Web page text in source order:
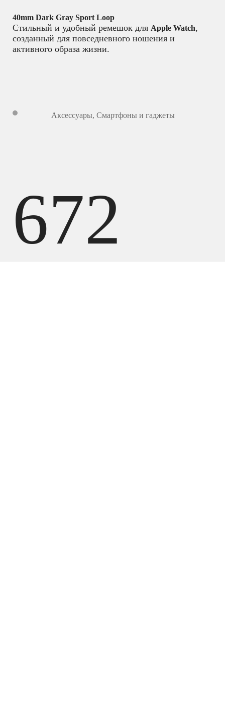
40mm Dark Gray Sport Loop
Стильный и удобный ремешок для Apple Watch,
созданный для повседневного ношения и
активного образа жизни.
Аксессуары, Смартфоны и гаджеты
672